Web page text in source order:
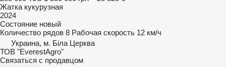
Жатка кукурузная
2024
Состояние новый
Количество рядов 8 Рабочая скорость 12 км/ч
Украина, м. Біла Церква
ТОВ "EverestAgro"
Связаться с продавцом